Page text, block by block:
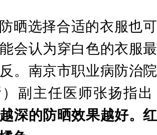
晒选择合适的衣服也
会认为穿白色的衣服
。南京市职业病防治
副主任医师张扬指出
深的防晒效果越好。